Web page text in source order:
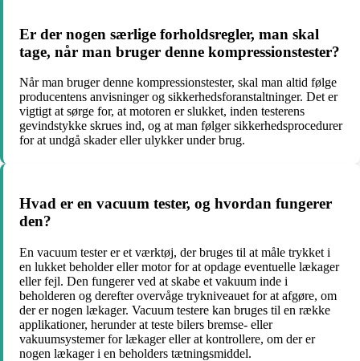
Er der nogen særlige forholdsregler, man skal
tage, når man bruger denne kompressionstester?
Når man bruger denne kompressionstester, skal man altid følge
producentens anvisninger og sikkerhedsforanstaltninger. Det er
vigtigt at sørge for, at motoren er slukket, inden testerens
gevindstykke skrues ind, og at man følger sikkerhedsprocedurer
for at undgå skader eller ulykker under brug.
Hvad er en vacuum tester, og hvordan fungerer
den?
En vacuum tester er et værktøj, der bruges til at måle trykket i
en lukket beholder eller motor for at opdage eventuelle lækager
eller fejl. Den fungerer ved at skabe et vakuum inde i
beholderen og derefter overvåge trykniveauet for at afgøre, om
der er nogen lækager. Vacuum testere kan bruges til en række
applikationer, herunder at teste bilers bremse- eller
vakuumsystemer for lækager eller at kontrollere, om der er
nogen lækager i en beholders tætningsmiddel.